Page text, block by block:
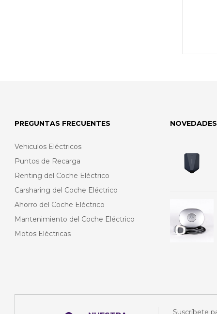
PREGUNTAS FRECUENTES
Vehiculos Eléctricos
Puntos de Recarga
Renting del Coche Eléctrico
Carsharing del Coche Eléctrico
Ahorro del Coche Eléctrico
Mantenimiento del Coche Eléctrico
Motos Eléctricas
NOVEDADES
Suscríbete